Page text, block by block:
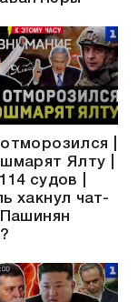
|
Ялту |
судов |
хакнул чат-